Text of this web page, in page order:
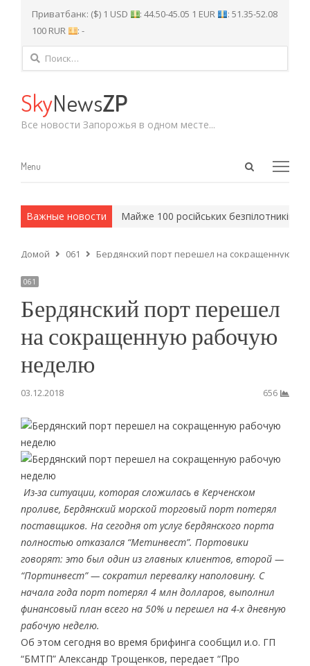
Приватбанк: ($) 1 USD : 44.50-45.05 1 EUR
: 51.35-52.08
100 RUR
: -
Найти:
SkyNewsZP
Все новости Запорожья в одном месте...
Open
Menu
Menu
Важные новости
армейские методы. Майже 100 російських безпілотників
Домой 061 Бердянский порт перешел на сокращенную
061
Бердянский порт перешел
на сокращенную рабочую
неделю
03.12.2018 656
Из-за ситуации, которая сложилась в Керченском
проливе, Бердянский морской торговый порт потерял
поставщиков. На сегодня от услуг бердянского порта
полностью отказался “Метинвест”. Портовики
говорят: это был один из главных клиентов, второй —
“Портинвест” — сократил перевалку наполовину. С
начала года порт потерял 4 млн долларов, выполнил
финансовый план всего на 50% и перешел на 4-х дневную
рабочую неделю.
Об этом сегодня во время брифинга сообщил и.о. ГП
“БМТП” Александр Трощенков, передает “Про